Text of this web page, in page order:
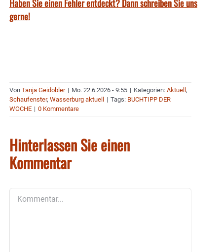
Haben Sie einen Fehler entdeckt? Dann schreiben Sie uns
gerne!
Von Tanja Geidobler | Mo. 22.6.2026 - 9:55 | Kategorien: Aktuell ,
Schaufenster, Wasserburg aktuell | Tags: BUCHTIPP DER
WOCHE | 0 Kommentare
Hinterlassen Sie einen
Kommentar